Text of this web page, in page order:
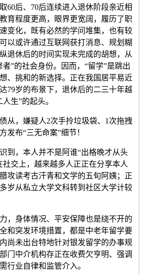
60后、70后连续进入退休阶段亲近相
育程度更高，眼界更宽阔，履历了职
变化，既有必然的学问堆集，也有较
以或许通过互联网获打消息、规划糊
退休后的时间实现未完成的胡想，从
者”的社会身份。因而，“留学”是跳出
、挑和的新选择。正在我国居平易近
79岁的布景下，退休后的二三十年越
生”的起头。
，嫌疑人2次手拎垃圾袋、1次拖拽
发布“三无命案”细节！
，本人并不是阿谁“出格晚才从头
社交上，越来越多人正正在分享本人
攻读考古汗青和文学的五旬阿姨；正
岁从私立大学文科转到社区大学计较
身体情况、平安保障也是绕不开的
和突发环境措置，都是中老年留学要
尚未出台特地针对银发留学的办事规
门中介机构存正在收费欠亨明、强调
行业自律和监管介入。